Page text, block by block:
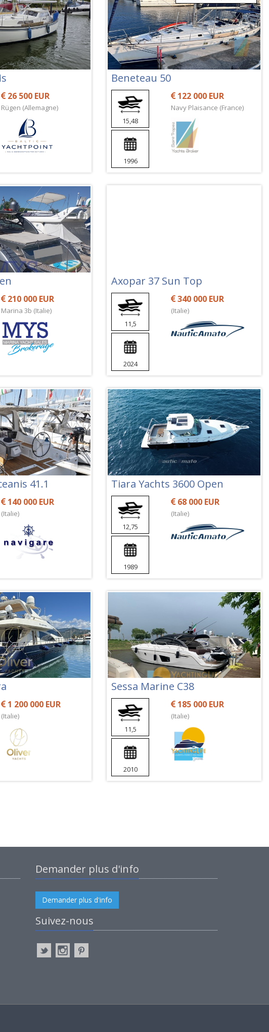
26 500 EUR
Rügen (Allemagne)
Beneteau 50
15,48
1996
122 000 EUR
Navy Plaisance (France)
210 000 EUR
Marina 3b (Italie)
Axopar 37 Sun Top
11,5
2024
340 000 EUR
(Italie)
41.1
140 000 EUR
(Italie)
Tiara Yachts 3600 Open
12,75
1989
68 000 EUR
(Italie)
1 200 000 EUR
(Italie)
Sessa Marine C38
11,5
2010
185 000 EUR
(Italie)
Demander plus d'info
Demander plus d'info
Suivez-nous